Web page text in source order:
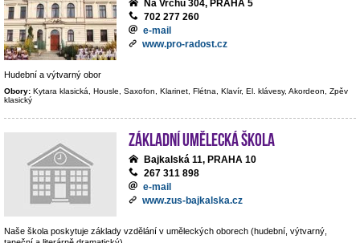
Na Vrchu 304, PRAHA 5
702 277 260
e-mail
www.pro-radost.cz
Hudební a výtvarný obor
Obory: Kytara klasická, Housle, Saxofon, Klarinet, Flétna, Klavír, El. klávesy, Akordeon, Zpěv
klasický
Základní umělecká škola
Bajkalská 11, PRAHA 10
267 311 898
e-mail
www.zus-bajkalska.cz
Naše škola poskytuje základy vzdělání v uměleckých oborech (hudební, výtvarný,